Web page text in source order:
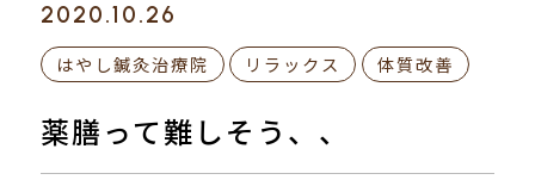
2020.10.26
はやし鍼灸治療院 リラックス 体質改善
薬膳って難しそう、、